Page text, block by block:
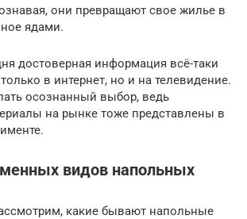
они превращают свое жилье в
ядами.
достоверная информация всё-таки
в интернет, но и на телевидение.
осознанный выбор, ведь
на рынке тоже представлены в
видов напольных
какие бывают напольные